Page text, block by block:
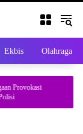
Ekbis Olahraga